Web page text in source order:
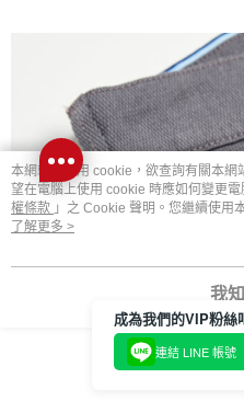
本網站中使用 cookie，欲查詢有關本
望在電腦上使用 cookie 時應如何變更
權條款 」之 Cookie 聲明。您繼續使用
用條款之 Cookie 聲明使用 cookie。
了解更多 >
我
成為我們的VIP粉絲
連結 LINE 帳號